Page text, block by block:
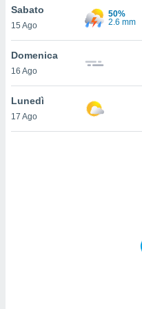
cookie
in
Sabato
15 Ago
50%
2.6 mm
Domenica
16 Ago
Lunedì
17 Ago